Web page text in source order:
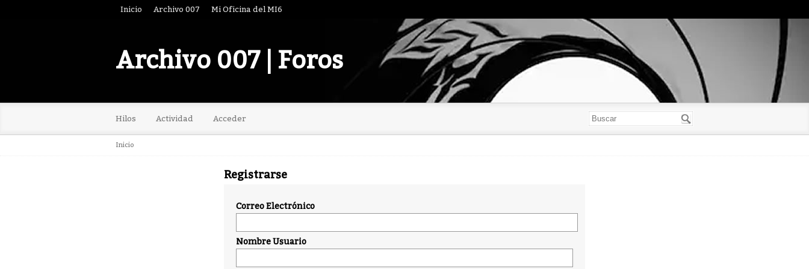
Inicio Archivo 007 Mi Oficina del MI6
Archivo 007 | Foros
Hilos Actividad Acceder
Inicio
Registrarse
Correo Electrónico
Nombre Usuario